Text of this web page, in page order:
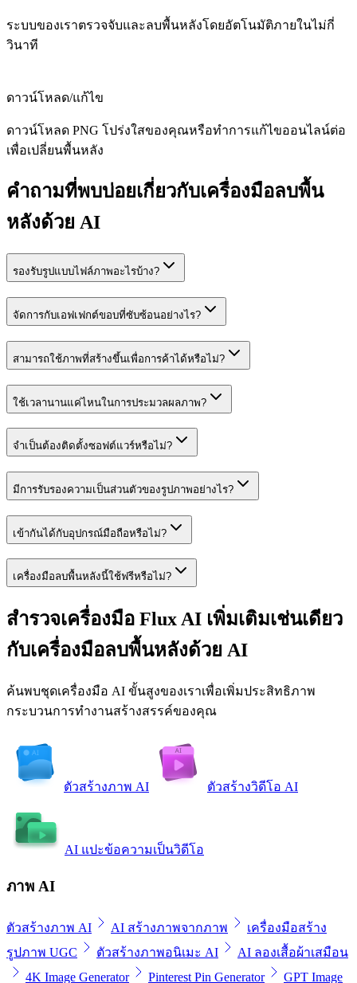
ระบบของเราตรวจจับและลบพื้นหลังโดยอัตโนมัติภายในไม่กี่
วินาที
ดาวน์โหลด/แก้ไข
ดาวน์โหลด PNG โปร่งใสของคุณหรือทำการแก้ไขออนไลน์ต่อ
เพื่อเปลี่ยนพื้นหลัง
คำถามที่พบบ่อยเกี่ยวกับเครื่องมือลบพื้น
หลังด้วย AI
รองรับรูปแบบไฟล์ภาพอะไรบ้าง?
จัดการกับเอฟเฟกต์ขอบที่ซับซ้อนอย่างไร?
สามารถใช้ภาพที่สร้างขึ้นเพื่อการค้าได้หรือไม่?
ใช้เวลานานแค่ไหนในการประมวลผลภาพ?
จำเป็นต้องติดตั้งซอฟต์แวร์หรือไม่?
มีการรับรองความเป็นส่วนตัวของรูปภาพอย่างไร?
เข้ากันได้กับอุปกรณ์มือถือหรือไม่?
เครื่องมือลบพื้นหลังนี้ใช้ฟรีหรือไม่?
สำรวจเครื่องมือ Flux AI เพิ่มเติมเช่นเดียว
กับเครื่องมือลบพื้นหลังด้วย AI
ค้นพบชุดเครื่องมือ AI ขั้นสูงของเราเพื่อเพิ่มประสิทธิภาพ
กระบวนการทำงานสร้างสรรค์ของคุณ
ตัวสร้างภาพ AI ตัวสร้างวิดีโอ AI
AI แปะข้อความเป็นวิดีโอ
ภาพ AI
ตัวสร้างภาพ AI AI สร้างภาพจากภาพ
เครื่องมือสร้าง
รูปภาพ UGC
ตัวสร้างภาพอนิเมะ AI
AI ลองเสื้อผ้าเสมือน
4K Image Generator
Pinterest Pin Generator GPT Image